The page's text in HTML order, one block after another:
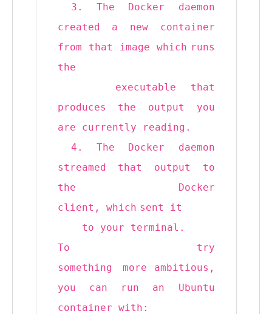
3. The Docker daemon
created a new container
from that image which runs
the
executable that
produces the output you
are currently reading.
4. The Docker daemon
streamed that output to
the Docker
client, which sent it
to your terminal.
To try
something more
ambitious,
you can run an Ubuntu
container with: